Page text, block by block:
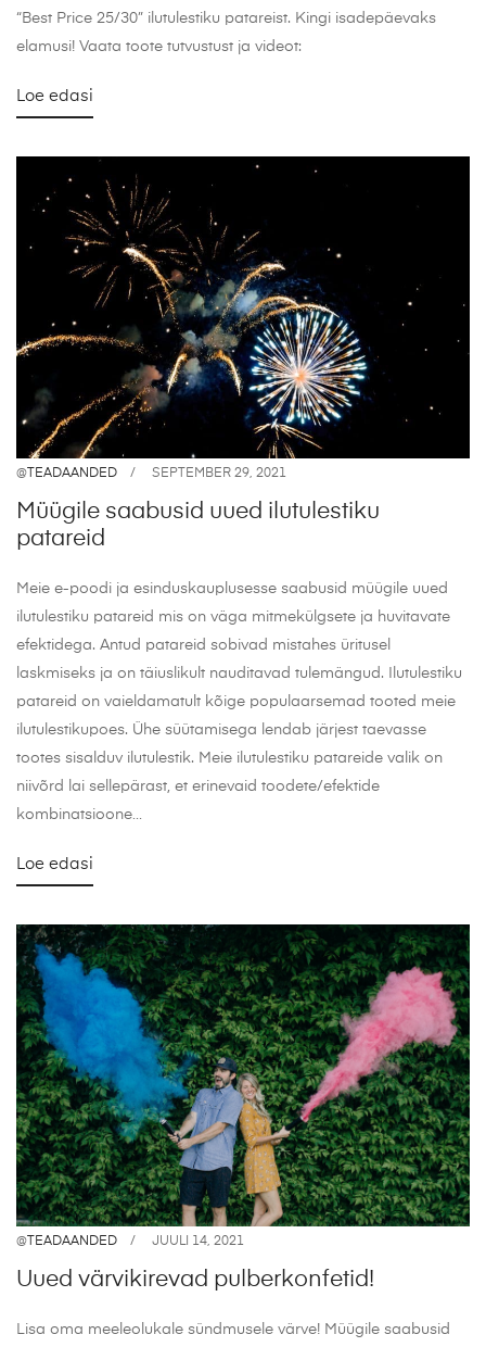
“Best Price 25/30” ilutulestiku patareist. Kingi isadepäevaks
elamusi! Vaata toote tutvustust ja videot:
Loe edasi
@ TEADAANDED SEPTEMBER 29, 2021
Müügile saabusid uued ilutulestiku
patareid
Meie e-poodi ja esinduskauplusesse saabusid müügile uued
ilutulestiku patareid mis on väga mitmekülgsete ja huvitavate
efektidega. Antud patareid sobivad mistahes üritusel
laskmiseks ja on täiuslikult nauditavad tulemängud. Ilutulestiku
patareid on vaieldamatult kõige populaarsemad tooted meie
ilutulestikupoes. Ühe süütamisega lendab järjest taevasse
tootes sisalduv ilutulestik. Meie ilutulestiku patareide valik on
niivõrd lai sellepärast, et erinevaid toodete/efektide
kombinatsioone…
Loe edasi
@ TEADAANDED JUULI 14, 2021
Uued värvikirevad pulberkonfetid!
Lisa oma meeleolukale sündmusele värve! Müügile saabusid